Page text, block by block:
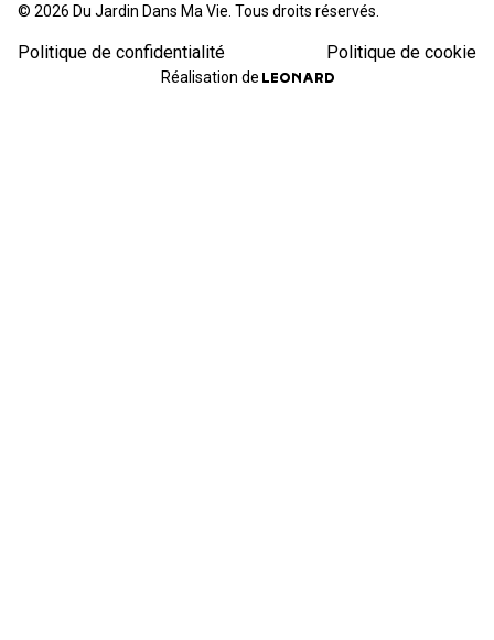
© 2026 Du Jardin Dans Ma Vie. Tous droits réservés.
Politique de confidentialité Politique de cookie
Réalisation de